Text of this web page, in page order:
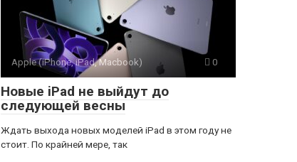
Apple (iPhone, iPad, Macbook) 0
Новые iPad не выйдут до
следующей весны
Ждать выхода новых моделей iPad в этом году не
стоит. По крайней мере, так